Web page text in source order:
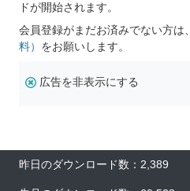
ドが開始されます。
会員登録がまだお済みでない方は、
料） をお願いします。
広告を非表示にする
昨日のダウンロード数：2,389